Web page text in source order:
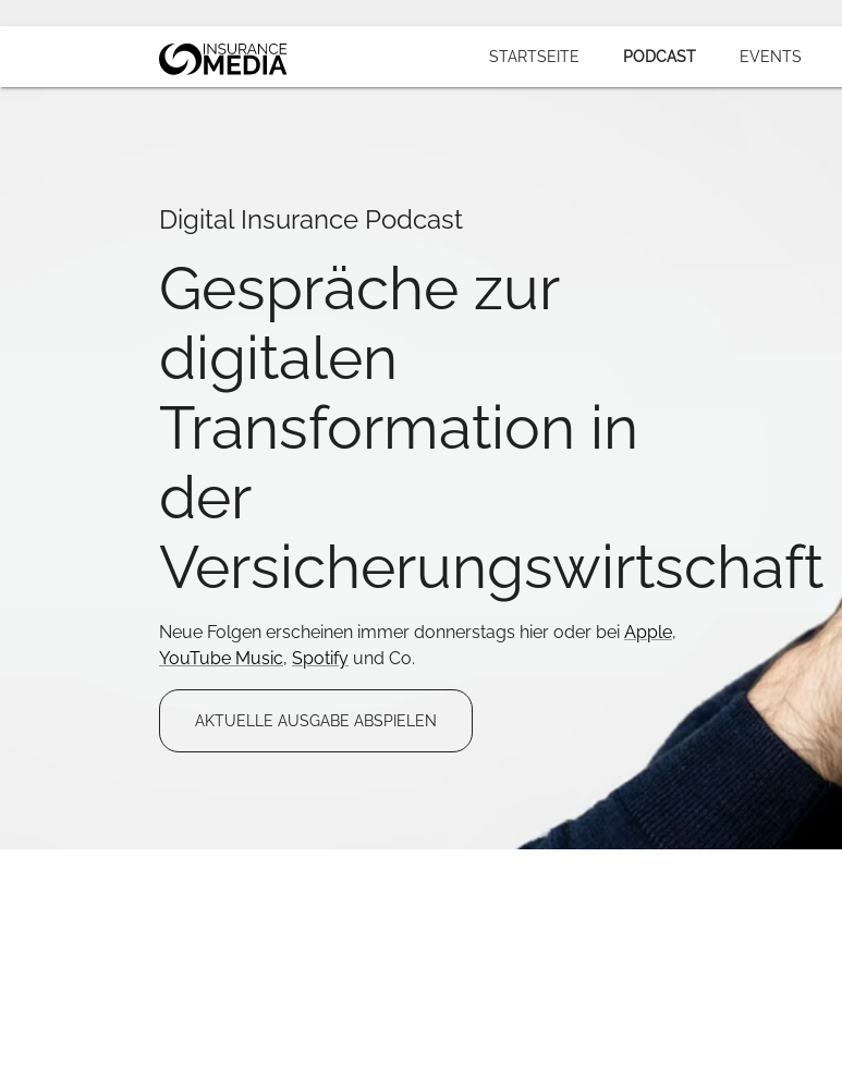
STARTSEITE PODCAST EVENTS
Digital Insurance Podcast
Gespräche zur
digitalen
Transformation in
der
Versicherungswirtschaft
Neue Folgen erscheinen immer donnerstags hier oder bei Apple,
YouTube Music, Spotify und Co.
AKTUELLE AUSGABE ABSPIELEN